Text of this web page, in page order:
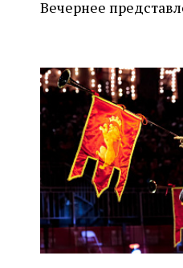
Вечернее